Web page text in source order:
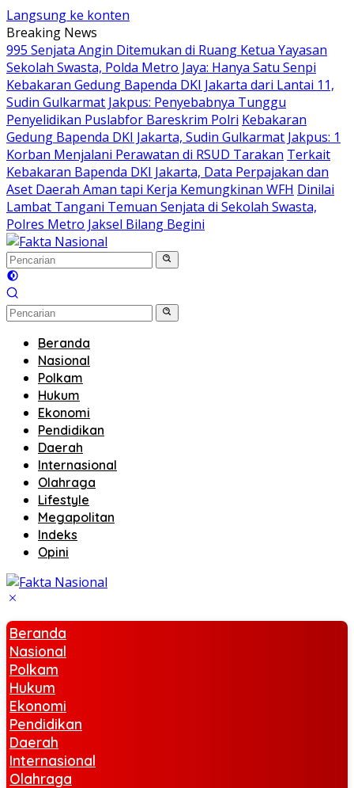
Langsung ke konten
Breaking News
995 Senjata Angin Ditemukan di Ruang Ketua Yayasan
Sekolah Swasta, Polda Metro Jaya: Hanya Satu Senpi
Kebakaran Gedung Bapenda DKI Jakarta dari Lantai 11,
Sudin Gulkarmat Jakpus: Penyebabnya Tunggu
Penyelidikan Puslabfor Bareskrim Polri Kebakaran
Gedung Bapenda DKI Jakarta, Sudin Gulkarmat Jakpus: 1
Korban Menjalani Perawatan di RSUD Tarakan Terkait
Kebakaran Bapenda DKI Jakarta, Data Perpajakan dan
Aset Daerah Aman tapi Kerja Kemungkinan WFH Dinilai
Lambat Tangani Temuan Senjata di Sekolah Swasta,
Polres Metro Jaksel Bilang Begini
Beranda
Nasional
Polkam
Hukum
Ekonomi
Pendidikan
Daerah
Internasional
Olahraga
Lifestyle
Megapolitan
Indeks
Opini
Beranda
Nasional
Polkam
Hukum
Ekonomi
Pendidikan
Daerah
Internasional
Olahraga